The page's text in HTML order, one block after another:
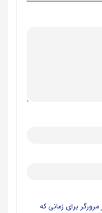
برای زمانی که